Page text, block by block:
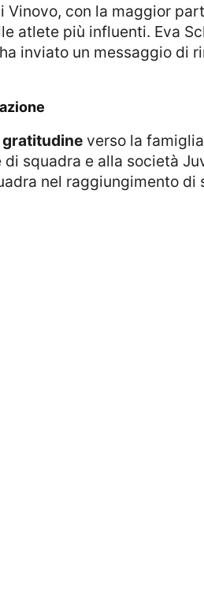
Vinovo, con la maggior
atlete più influenti. Eva
inviato un messaggio di
gratitudineverso la
squadra e alla società
nel raggiungimento